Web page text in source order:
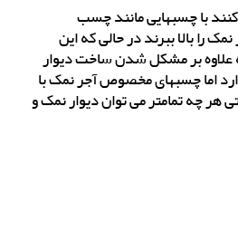
با چسبهایی مانند چسب
را بالا ببرند در حالی که این
علاوه بر مشکل شدن ساخت دیوار
اما چسبهای مخصوص آجر نمک با
هر چه تمامتر می توان دیوار نمک و